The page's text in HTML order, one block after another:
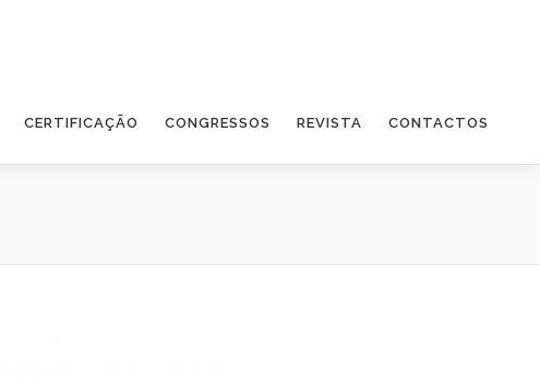
CERTIFICAÇÃO CONGRESSOS REVISTA CONTACTOS